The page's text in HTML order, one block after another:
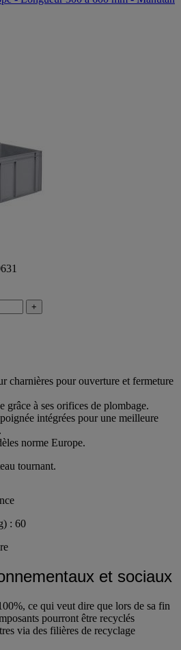
+
charnières pour ouverture et fermeture
grâce à ses orifices de plombage.
intégrées pour une meilleure
norme Europe.
tournant.
: 60
et sociaux
ce qui veut dire que lors de sa fin
pourront être recyclés
via des filières de recyclage